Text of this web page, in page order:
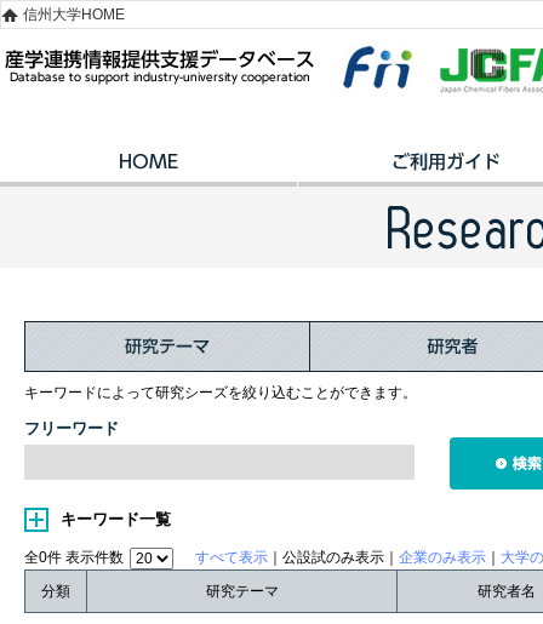
信州大学HOME
キーワードによって研究シーズを絞り込むことができます。
フリーワード
キーワード一覧
全0件 表示件数 すべて表示 ｜公設試のみ表示｜ 企業のみ表示
大学
分類
研究テーマ 研究者名